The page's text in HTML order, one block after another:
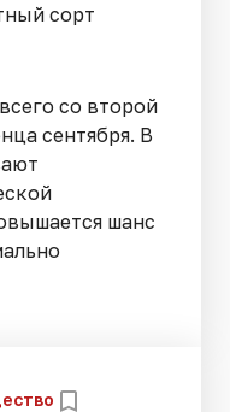
сорт
со второй
сентября. В
шанс